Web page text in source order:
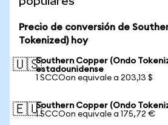
Precio de conversión de
Tokenized) hoy
🇺🇸Southern Copper (Ondo
estadounidense
1 SCCOon equivale a 203,13 $
🇪🇺Southern Copper (Ondo
1 SCCOon equivale a 175,72 €